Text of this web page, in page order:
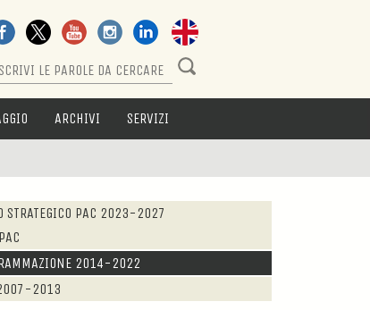
ARCHIVI SERVIZI
STRATEGICO PAC 2023-2027
2014-2022
2013